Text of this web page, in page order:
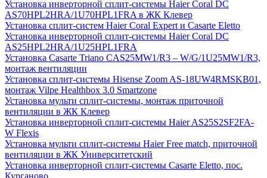
Установка инверторной сплит-системы Haier Coral DC
AS70HPL2HRA/1U70HPL1FRA в ЖК Клевер
Установка сплит-систем Haier Coral Expert и Casarte Eletto
Установка инверторной сплит-системы Haier Coral DC
AS25HPL2HRA/1U25HPL1FRA
Установка Casarte Triano CAS25MW1/R3 – W/G/1U25MW1/R3,
монтаж вентиляции
Установка сплит-системы Hisense Zoom AS-18UW4RMSKB01,
монтаж Vilpe Healthbox 3.0 Smartzone
Установка мульти сплит-системы, монтаж приточной
вентиляции в ЖК Клевер
Установка инверторной сплит-системы Haier AS25S2SF2FA-
W Flexis
Установка мульти сплит-системы Haier Free match, приточной
вентиляции в ЖК Университетский
Установка инверторной сплит-системы Casarte Eletto, пос.
Курганово